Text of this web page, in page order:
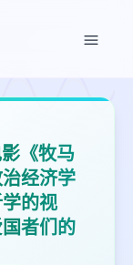
《牧马
经济学
的视
者们的
✕
✕
✕